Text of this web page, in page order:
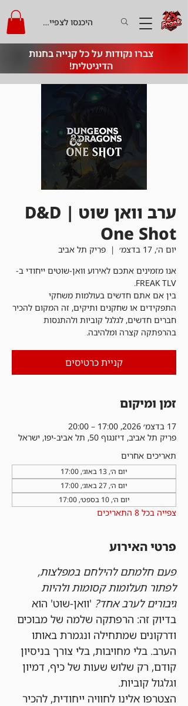
צברו נקודות על כל קנייה בחנות
הדיגיטלית!
היכנסו לצפייה בקרדיט
ערב וואן שוט | D&D
One Shot
יום ה׳, 17 בדצמ׳
  |
פריק תל אביב
אנו מזמינים אתכם לאירוע וואן-שוטים ייחודי ב-
בין אם אתם חדשים בעולמות משחקי
התפקידים או שחקנים ותיקים, זה המקום להכיר
חברים חדשים, לגלגל קוביות ולהתנסות
בהרפתקה קצרה ומלהיבה.
קניית כרטיסים
זמן ומיקום
17 בדצמ׳ 2026, 17:00 – 20:00
פריק תל אביב, דיזנגוף 50, תל אביב-יפו, ישראל
תאריכים אחרים
יום ה׳, 13 באוג׳, 17:00
יום ה׳, 27 באוג׳, 17:00
יום ה׳, 10 בספט׳, 17:00
צפייה בכל 8 התאריכים
פרטי האירוע
פעם חלמתם להילחם במפלצות,
לפתור תעלומות קסומות ולהיות
גיבורים לערב אחד? 'וואן-שוט' הוא
בדיוק זה: הרפתקה שלמה של מבוכים
ודרקונים שמתחילה ונגמרת באותו
הערב. בלי מחויבות, בלי צורך בניסיון
קודם, רק שלוש שעות של כיף, דמיון
וגלגול קוביות.
הצטרפו אלינו לחוויה ייחודית, להכיר